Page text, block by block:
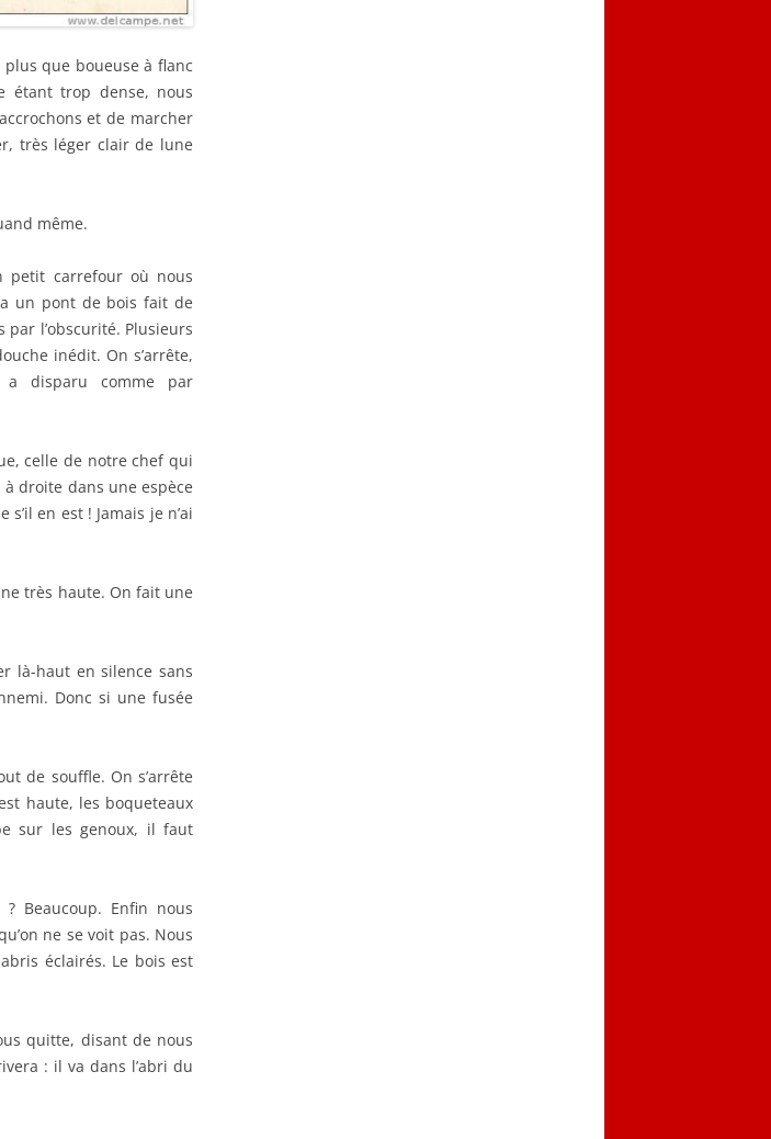
que boueuse à flanc
étant trop dense, nous
et de marcher
très léger clair de lune
même.
petit carrefour où nous
un pont de bois fait de
l’obscurité. Plusieurs
inédit. On s’arrête,
a disparu comme par
celle de notre chef qui
droite dans une espèce
en est ! Jamais je n’ai
très haute. On fait une
là-haut en silence sans
Donc si une fusée
de souffle. On s’arrête
haute, les boqueteaux
sur les genoux, il faut
Beaucoup. Enfin nous
ne se voit pas. Nous
éclairés. Le bois est
quitte, disant de nous
: il va dans l’abri du